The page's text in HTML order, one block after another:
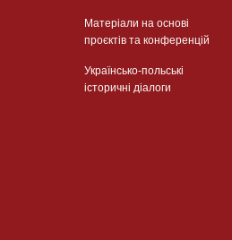
Матеріали на основі
проєктів та конференцій
Українсько-польські
історичні діалоги